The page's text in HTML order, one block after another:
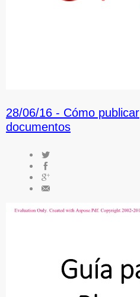
28/06/16 - Cómo publicar
documentos